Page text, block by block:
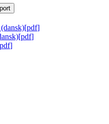
[pdf]
[pdf]
pdf]